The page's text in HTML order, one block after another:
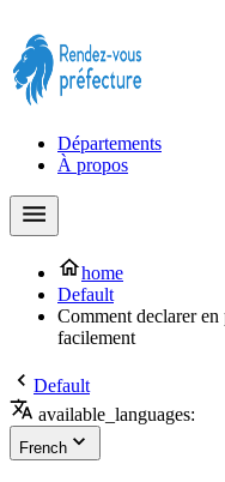
Départements
À propos
home
Default
Comment declarer
facilement
Default
available_languages:
French